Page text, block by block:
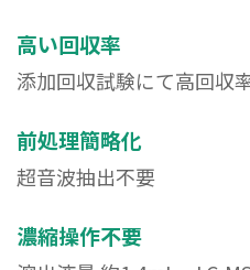
高い回収率
添加回収試験にて高回収
前処理簡略化
超音波抽出不要
濃縮操作不要